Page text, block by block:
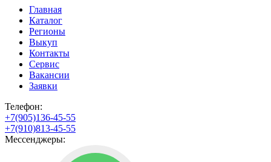
Главная
Каталог
Регионы
Выкуп
Контакты
Сервис
Вакансии
Заявки
Телефон:
+7(905)136-45-55
+7(910)813-45-55
Мессенджеры: